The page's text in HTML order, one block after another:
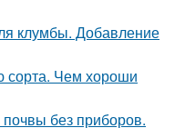
клумбы. Добавление
сорта. Чем хороши
почвы без приборов.